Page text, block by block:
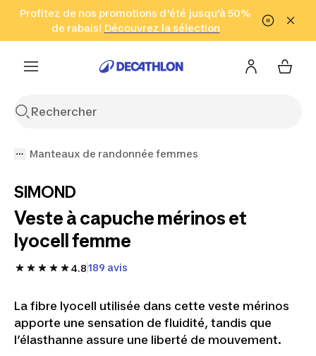
Aller à la recherche Aller au contenu Aller au pied de
Profitez de nos promotions d'été jusqu'à 50%
de rabais! Découvrez la sélection
Cliquez ici
en seulement 2 h!
(Zones sélectionnées)
Manteaux de randonnée femmes
SIMOND
Veste à capuche mérinos et
lyocell femme
4.8189 avis
La fibre lyocell utilisée dans cette veste mérinos
apporte une sensation de fluidité, tandis que
l’élasthanne assure une liberté de mouvement.